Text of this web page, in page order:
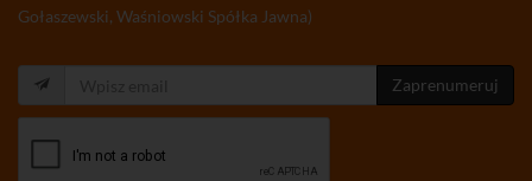
Gołaszewski, Waśniowski Spółka Jawna)
Zaprenumeruj